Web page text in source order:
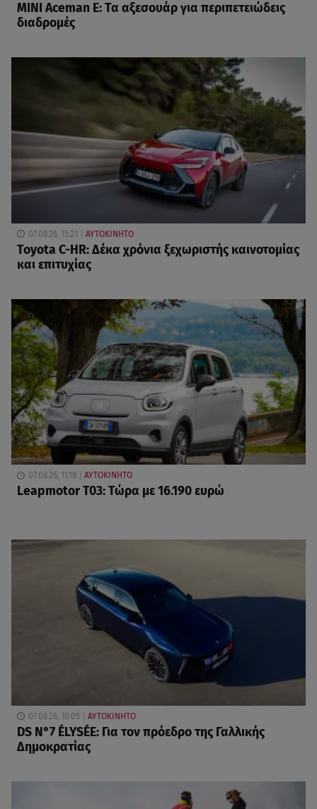
MINI Aceman E: Τα αξεσουάρ για περιπετειώδεις
διαδρομές
07.08.26, 15:21 ΑΥΤΟΚΙΝΗΤΟ
Toyota C-HR: Δέκα χρόνια ξεχωριστής καινοτομίας
και επιτυχίας
07.08.26, 11:18 ΑΥΤΟΚΙΝΗΤΟ
Leapmotor T03: Τώρα με 16.190 ευρώ
07.08.26, 10:05 ΑΥΤΟΚΙΝΗΤΟ
DS N°7 ÉLYSÉE: Για τον πρόεδρο της Γαλλικής
Δημοκρατίας